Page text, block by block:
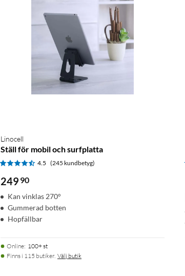
Linocell
Ställ för mobil och surfplatta
4.5 (245 kundbetyg)
249 90
Kan vinklas 270°
Gummerad botten
Hopfällbar
Online: 100+ st
Finns i 115 butiker. Välj butik